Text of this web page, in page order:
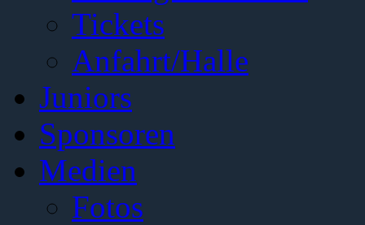
Tickets
Anfahrt/Halle
Juniors
Sponsoren
Medien
Fotos